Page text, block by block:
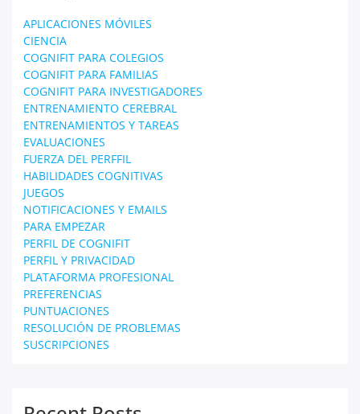
APLICACIONES MÓVILES
CIENCIA
COGNIFIT PARA COLEGIOS
COGNIFIT PARA FAMILIAS
COGNIFIT PARA INVESTIGADORES
ENTRENAMIENTO CEREBRAL
ENTRENAMIENTOS Y TAREAS
EVALUACIONES
FUERZA DEL PERFFIL
HABILIDADES COGNITIVAS
JUEGOS
NOTIFICACIONES Y EMAILS
PARA EMPEZAR
PERFIL DE COGNIFIT
PERFIL Y PRIVACIDAD
PLATAFORMA PROFESIONAL
PREFERENCIAS
PUNTUACIONES
RESOLUCIÓN DE PROBLEMAS
SUSCRIPCIONES